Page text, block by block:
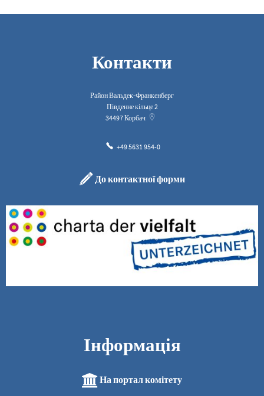
Контакти
Район Вальдек-Франкенберг
Південне кільце 2
34497Корбач
+49 5631 954-0
До контактної форми
Інформація
На портал комітету